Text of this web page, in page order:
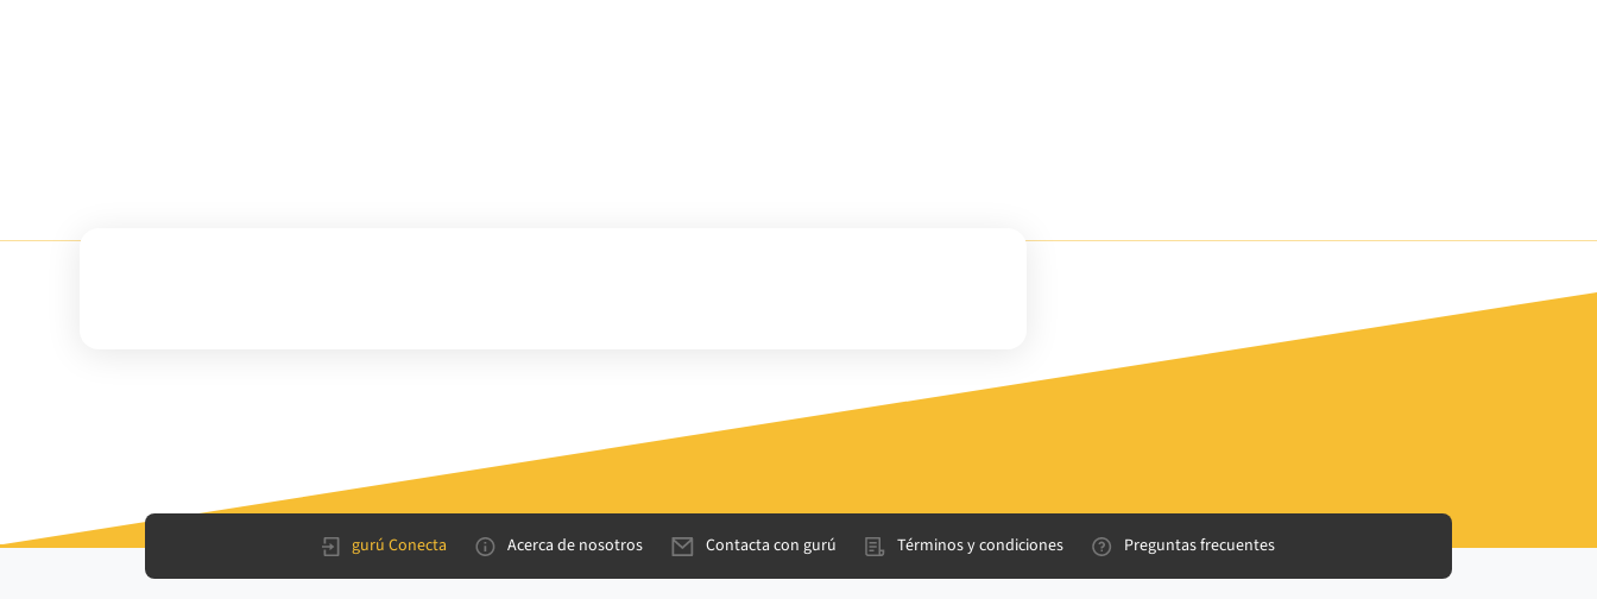
gurú Conecta Acerca de nosotros Contacta con gurú Términos y condiciones Preguntas frecuentes